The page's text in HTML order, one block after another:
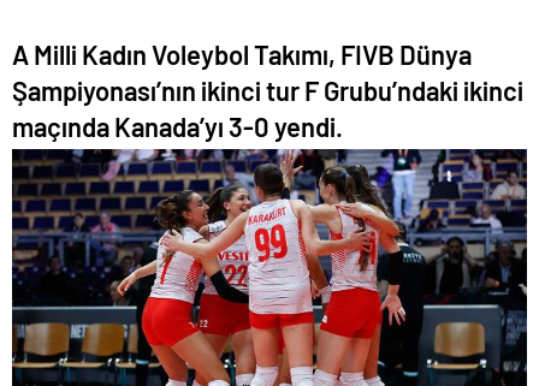
A Milli Kadın Voleybol Takımı, FIVB Dünya
Şampiyonası’nın ikinci tur F Grubu’ndaki ikinci
maçında Kanada’yı 3-0 yendi.